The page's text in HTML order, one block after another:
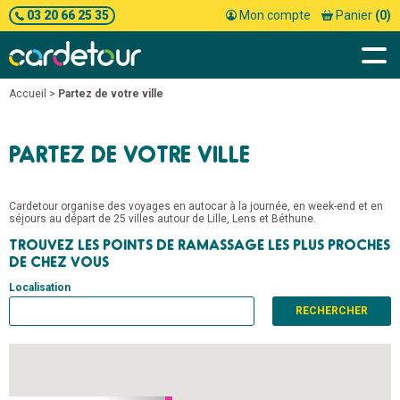
03 20 66 25 35 Mon compte Panier (0)
Accueil > Partez de votre ville
PARTEZ DE VOTRE VILLE
Cardetour organise des voyages en autocar à la journée, en week-end et en
séjours au départ de 25 villes autour de Lille, Lens et Béthune.
TROUVEZ LES POINTS DE RAMASSAGE LES PLUS PROCHES
DE CHEZ VOUS
Localisation